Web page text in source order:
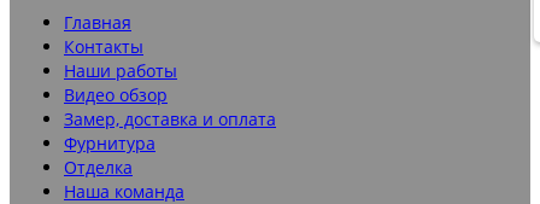
Главная
Контакты
Наши работы
Видео обзор
Замер, доставка и оплата
Фурнитура
Отделка
Наша команда